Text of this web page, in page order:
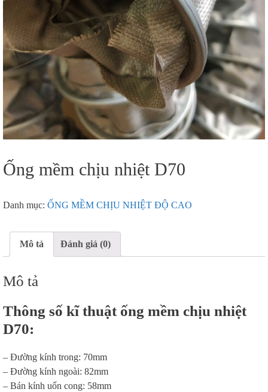
Ống mềm chịu nhiệt D70
Danh mục: ỐNG MỀM CHỊU NHIỆT ĐỘ CAO
Mô tả Đánh giá (0)
Mô tả
Thông số kĩ thuật ống mềm chịu nhiệt
D70:
– Đường kính trong: 70mm
– Đường kính ngoài: 82mm
– Bán kính uốn cong: 58mm